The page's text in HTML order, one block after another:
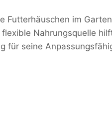
Futterhäuschen im
Nahrungsquelle
für seine